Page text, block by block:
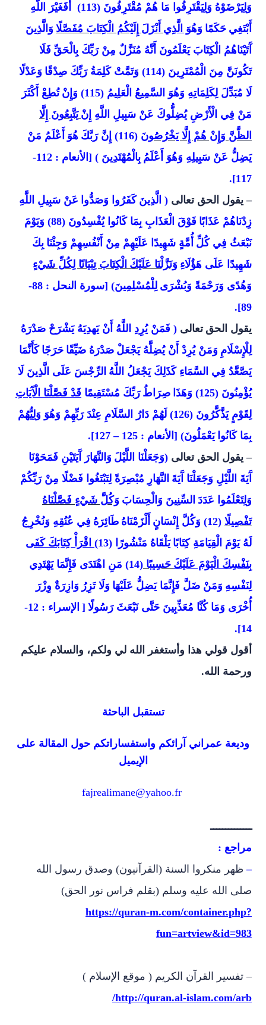
وَلِيَرْضَوْهُ وَلِيَقْتَرِفُوا مَا هُمْ مُقْتَرِفُونَ (113)
أَفَغَيْرَ اللَّهِ
أَبْتَغِي حَكَمًا وَهُوَ الَّذِي أَنْزَلَ إِلَيْكُمُ الْكِتَابَ مُفَصَّلًا وَالَّذِينَ
آَتَيْنَاهُمُ الْكِتَابَ يَعْلَمُونَ أَنَّهُ مُنَزَّلٌ مِنْ رَبِّكَ بِالْحَقِّ فَلَا
تَكُونَنَّ مِنَ الْمُمْتَرِينَ (114) وَتَمَّتْ كَلِمَةُ رَبِّكَ صِدْقًا
وَعَدْلًا
لَا مُبَدِّلَ لِكَلِمَاتِهِ وَهُوَ السَّمِيعُ الْعَلِيمُ (115) وَإِنْ
تُطِعْ أَكْثَرَ
مَنْ فِي الْأَرْضِ يُضِلُّوكَ عَنْ سَبِيلِ اللَّهِ إِنْ يَتَّبِعُونَ إِلَّا
الظَّنَّ وَإِنْ هُمْ إِلَّا يَخْرُصُونَ (116) إِنَّ رَبَّكَ هُوَ أَعْلَمُ مَنْ
يَضِلُّ عَنْ سَبِيلِهِ وَهُوَ أَعْلَمُ بِالْمُهْتَدِينَ (
[الأنعام : 112-
117].
– يقول الحق تعالى ( الَّذِينَ كَفَرُوا وَصَدُّوا عَنْ سَبِيلِ اللَّهِ
زِدْنَاهُمْ عَذَابًا
فَوْقَ الْعَذَابِ بِمَا كَانُوا يُفْسِدُونَ (88) وَيَوْمَ
نَبْعَثُ فِي كُلِّ أُمَّةٍ شَهِيدًا عَلَيْهِمْ مِنْ أَنْفُسِهِمْ وَجِئْنَا بِكَ
شَهِيدًا عَلَى هَؤُلَاءِ وَنَزَّلْنَا عَلَيْكَ الْكِتَابَ تِبْيَانًا لِكُلِّ شَيْءٍ
وَهُدًى وَرَحْمَةً وَبُشْرَى
لِلْمُسْلِمِينَ) [سورة النحل : 88-
89].
يقول الحق تعالى ( فَمَنْ يُرِدِ اللَّهُ أَنْ يَهدِيَهُ يَشْرَحْ صَدْرَهُ
لِلْإِسْلَامِ وَمَنْ يُرِدْ أَنْ يُضِلَّهُ يَجْعَلْ صَدْرَهُ ضَيِّقًا حَرَجًا كَأَنَّمَا
يَصَّعَّدُ فِي السَّمَاءِ كَذَلِكَ يَجْعَلُ اللَّهُ الرِّجْسَ عَلَى الَّذِينَ لَا
يُؤْمِنُونَ (125) وَهَذَا
صِرَاطُ رَبِّكَ مُسْتَقِيمًا قَدْ فَصَّلْنَا الْآَيَاتِ
لِقَوْمٍ يَذَّكَّرُونَ (126) لَهُمْ دَارُ السَّلَامِ عِنْدَ رَبِّهِمْ وَهُوَ وَلِيُّهُمْ
بِمَا كَانُوا يَعْمَلُونَ) [الأنعام : 125 – 127].
– يقول الحق تعالى (وَجَعَلْنَا اللَّيْلَ وَالنَّهَارَ آَيَتَيْنِ فَمَحَوْنَا
آَيَةَ اللَّيْلِ وَجَعَلْنَا آَيَةَ النَّهَارِ مُبْصِرَةً لِتَبْتَغُوا فَضْلًا مِنْ رَبِّكُمْ
وَلِتَعْلَمُوا عَدَدَ السِّنِينَ وَالْحِسَابَ وَكُلَّ شَيْءٍ فَصَّلْنَاهُ
تَفْصِيلًا (12) وَكُلَّ إِنْسَانٍ أَلْزَمْنَاهُ طَائِرَهُ فِي عُنُقِهِ وَنُخْرِجُ
لَهُ يَوْمَ الْقِيَامَةِ كِتَابًا يَلْقَاهُ مَنْشُورًا (13
) اقْرَأْ كِتَابَكَ كَفَى
بِنَفْسِكَ الْيَوْمَ عَلَيْكَ حَسِيبًا
(14) مَنِ اهْتَدَى فَإِنَّمَا يَهْتَدِي
لِنَفْسِهِ وَمَنْ ضَلَّ فَإِنَّمَا يَضِلُّ عَلَيْهَا وَلَا تَزِرُ وَازِرَةٌ وِزْرَ
أُخْرَى وَمَا كُنَّا مُعَذِّبِينَ حَتَّى نَبْعَثَ رَسُولًا [
الإسراء : 12-
14].
أقول قولي هذا وأستغفر الله لي ولكم، والسلام عليكم
ورحمة الله.
تستقبل الباحثة
وديعة عمراني آرائكم واستفساراتكم حول المقالة على
الإيميل
fajrealimane@yahoo.fr
ــــــــــــــ
مراجع :
– ظهر منكروا السنة (القرآنيون) وصدق رسول الله
صلى الله عليه وسلم (بقلم فراس نور الحق)
https://quran-m.com/container.php?
fun=artview&id=983
– تفسير القرآن الكريم ( موقع الإسلام )
http://quran.al-islam.com/arb
/